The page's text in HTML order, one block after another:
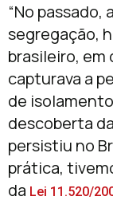
“No
segregação,
brasileiro, em
capturava a
de
descoberta
persistiu no
prática,
da Lei 11.520/